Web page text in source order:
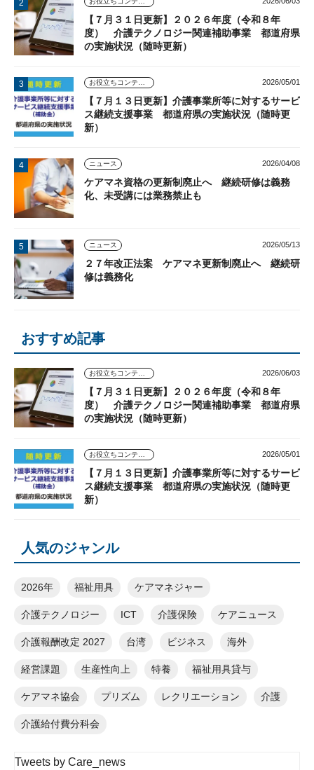
【７月３１日更新】２０２６年度（令和８年
度） 介護テクノロジー関連補助事業 都道府県
の実施状況（随時更新）
2026/05/01
【７月１３日更新】介護事業所等に対するサービ
ス継続支援事業 都道府県の実施状況（随時更
新）
ニュース 2026/04/08
ケアマネ資格の更新制廃止へ 継続研修は義務
化、未受講には業務禁止も
ニュース 2026/05/13
２７年改正法案 ケアマネ更新制廃止へ 継続研
修は義務化
おすすめ記事
2026/06/03
【７月３１日更新】２０２６年度（令和８年
度） 介護テクノロジー関連補助事業 都道府県
の実施状況（随時更新）
2026/05/01
【７月１３日更新】介護事業所等に対するサービ
ス継続支援事業 都道府県の実施状況（随時更
新）
人気のジャンル
2026年 福祉用具 ケアマネジャー
介護テクノロジー ICT 介護保険 ケアニュース
介護報酬改定 2027 台湾 ビジネス 海外
経営課題 生産性向上 特養 福祉用具貸与
ケアマネ協会 プリズム レクリエーション 介護
介護給付費分科会
Tweets by Care_news